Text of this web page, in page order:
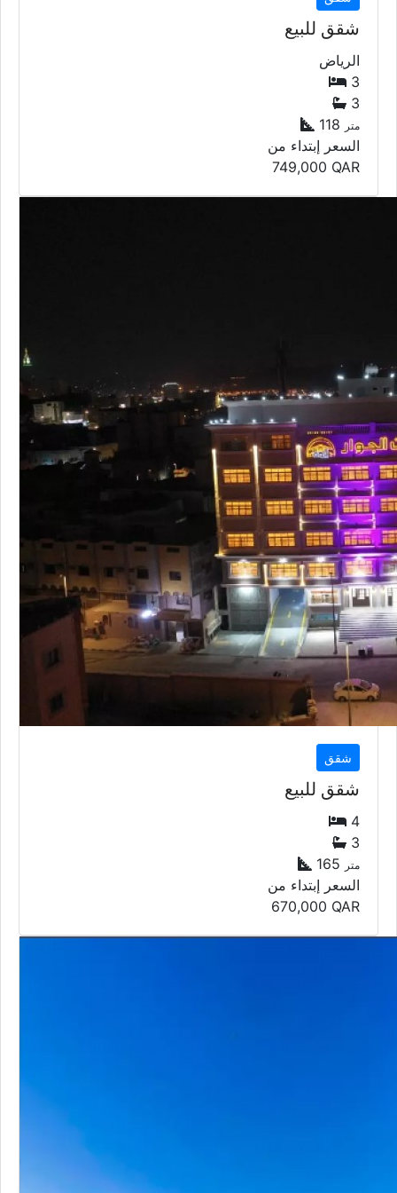
شقق للبيع
الرياض
3
3
118 متر
السعر إبتداء من
749,000 QAR
شقق
شقق للبيع
4
3
165 متر
السعر إبتداء من
670,000 QAR